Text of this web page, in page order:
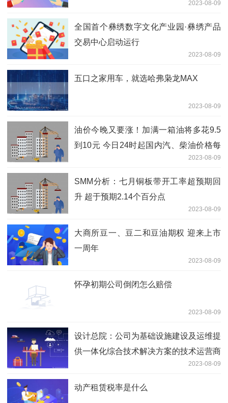
2023-08-09
全国首个彝绣数字文化产业园·彝绣产品
交易中心启动运行
2023-08-09
五口之家用车，就选哈弗枭龙MAX
2023-08-09
油价今晚又要涨！加满一箱油将多花9.5
到10元 今日24时起国内汽、柴油价格每
2023-08-09
SMM分析：七月铜板带开工率超预期回
升 超于预期2.14个百分点
2023-08-09
大商所豆一、豆二和豆油期权 迎来上市
一周年
2023-08-09
怀孕初期公司倒闭怎么赔偿
2023-08-09
设计总院：公司为基础设施建设及运维提
供一体化综合技术解决方案的技术运营商
2023-08-09
动产租赁税率是什么